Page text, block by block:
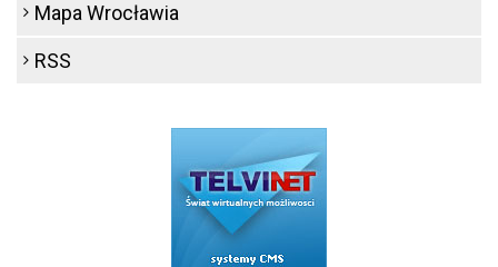
Mapa Wrocławia
RSS